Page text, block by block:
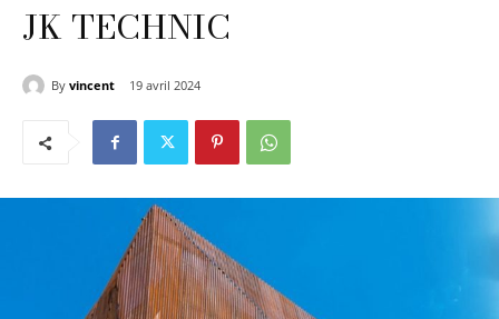
JK TECHNIC
By vincent 19 avril 2024